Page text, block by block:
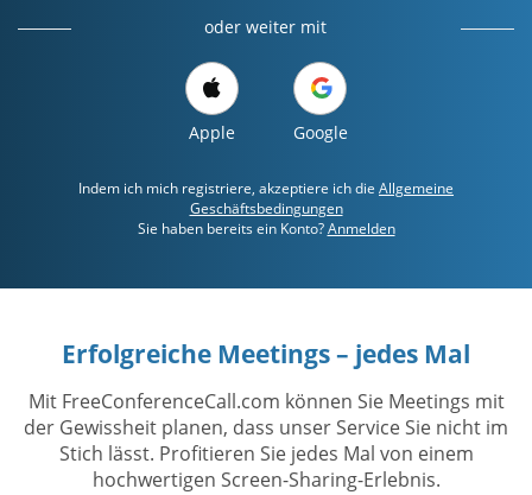
oder weiter mit
Apple Google
Indem ich mich registriere, akzeptiere ich die Allgemeine
Geschäftsbedingungen
Sie haben bereits ein Konto?Anmelden
Erfolgreiche Meetings – jedes Mal
Mit FreeConferenceCall.com können Sie Meetings mit
der Gewissheit planen, dass unser Service Sie nicht im
Stich lässt. Profitieren Sie jedes Mal von einem
hochwertigen Screen-Sharing-Erlebnis.